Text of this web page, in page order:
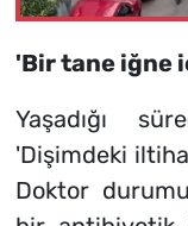
'Bir tane iğne
Yaşadığı
'Dişimdeki
Doktor